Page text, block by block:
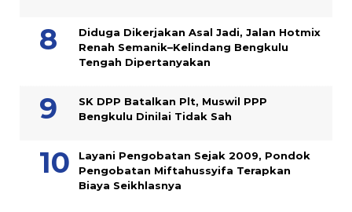
Diduga Dikerjakan Asal Jadi, Jalan Hotmix
Renah Semanik–Kelindang Bengkulu
Tengah Dipertanyakan
SK DPP Batalkan Plt, Muswil PPP
Bengkulu Dinilai Tidak Sah
Layani Pengobatan Sejak 2009, Pondok
Pengobatan Miftahussyifa Terapkan
Biaya Seikhlasnya